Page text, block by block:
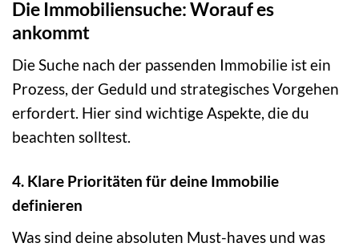
Die Immobiliensuche: Worauf es
ankommt
Die Suche nach der passenden Immobilie ist ein
Prozess, der Geduld und strategisches Vorgehen
erfordert. Hier sind wichtige Aspekte, die du
beachten solltest.
4. Klare Prioritäten für deine Immobilie
definieren
Was sind deine absoluten Must-haves und was